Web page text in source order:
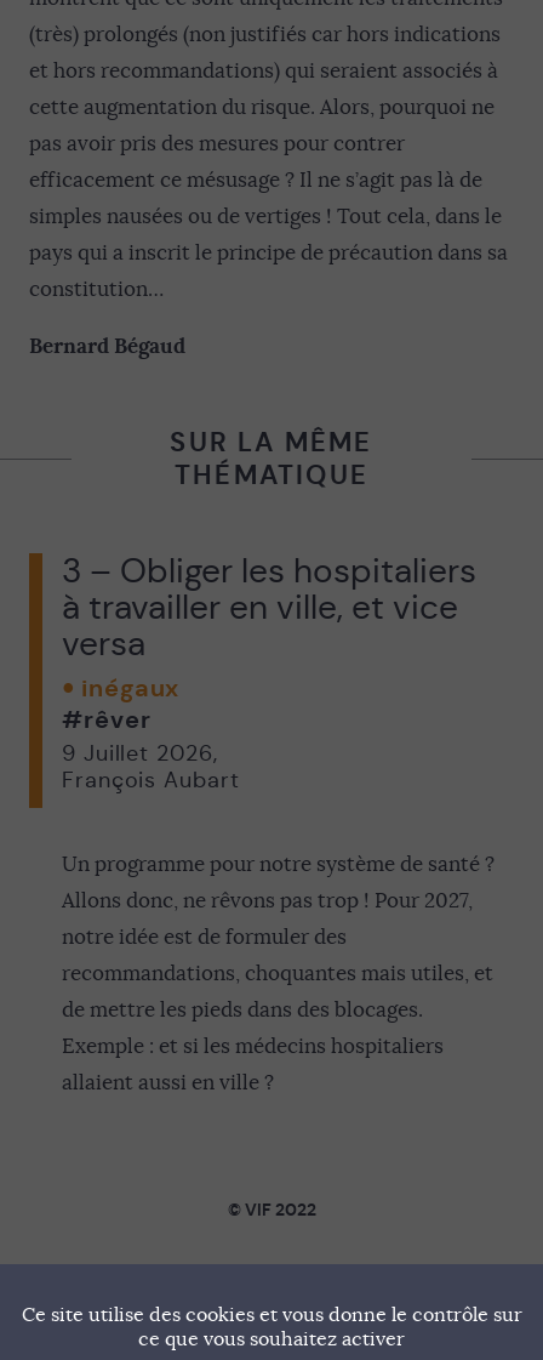
(très) prolongés (non justifiés car hors indications
et hors recommandations) qui seraient associés à
cette augmentation du risque. Alors, pourquoi ne
pas avoir pris des mesures pour contrer
efficacement ce mésusage ? Il ne s’agit pas là de
simples nausées ou de vertiges ! Tout cela, dans le
pays qui a inscrit le principe de précaution dans sa
constitution…
Bernard Bégaud
SUR LA MÊME
THÉMATIQUE
3 – Obliger les hospitaliers
à travailler en ville, et vice
versa
inégaux
#rêver
9 Juillet 2026,
François Aubart
Un programme pour notre système de santé ?
Allons donc, ne rêvons pas trop ! Pour 2027,
notre idée est de formuler des
recommandations, choquantes mais utiles, et
de mettre les pieds dans des blocages.
Exemple : et si les médecins hospitaliers
allaient aussi en ville ?
© VIF 2022
SOUTENIR VIF
NOTRE MANIFESTE
Ce site utilise des cookies et vous donne le contrôle sur
ce que vous souhaitez activer